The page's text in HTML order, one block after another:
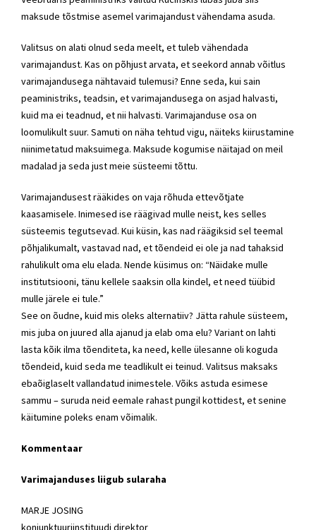
maksude tõstmise asemel varimajandust vähendama asuda.
Valitsus on alati olnud seda meelt, et tuleb vähendada
varimajandust. Kas on põhjust arvata, et seekord annab võitlus
varimajandusega nähtavaid tulemusi? Enne seda, kui sain
peaministriks, teadsin, et varimajandusega on asjad halvasti,
kuid ma ei teadnud, et nii halvasti. Varimajanduse osa on
loomulikult suur. Samuti on näha tehtud vigu, näiteks kiirustamine
niinimetatud maksuimega. Maksude kogumise näitajad on meil
madalad ja seda just meie süsteemi tõttu.
Varimajandusest rääkides on vaja rõhuda ettevõtjate
kaasamisele. Inimesed ise räägivad mulle neist, kes selles
süsteemis tegutsevad. Kui küsin, kas nad räägiksid sel teemal
põhjalikumalt, vastavad nad, et tõendeid ei ole ja nad tahaksid
rahulikult oma elu elada. Nende küsimus on: “Näidake mulle
institutsiooni, tänu kellele saaksin olla kindel, et need tüübid
mulle järele ei tule.”
See on õudne, kuid mis oleks alternatiiv? Jätta rahule süsteem,
mis juba on juured alla ajanud ja elab oma elu? Variant on lahti
lasta kõik ilma tõenditeta, ka need, kelle ülesanne oli koguda
tõendeid, kuid seda me teadlikult ei teinud. Valitsus maksaks
ebaõiglaselt vallandatud inimestele. Võiks astuda esimese
sammu – suruda neid eemale rahast pungil kottidest, et senine
käitumine poleks enam võimalik.
Kommentaar
Varimajanduses liigub sularaha
MARJE JOSING
konjunktuuriinstituudi direktor